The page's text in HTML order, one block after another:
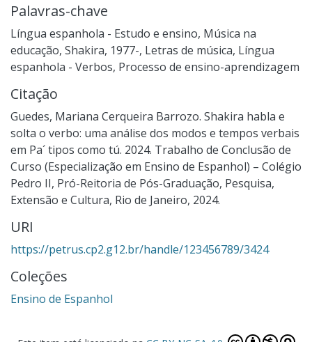
Palavras-chave
Língua espanhola - Estudo e ensino, Música na
educação, Shakira, 1977-, Letras de música, Língua
espanhola - Verbos, Processo de ensino-aprendizagem
Citação
Guedes, Mariana Cerqueira Barrozo. Shakira habla e
solta o verbo: uma análise dos modos e tempos verbais
em Pa´ tipos como tú. 2024. Trabalho de Conclusão de
Curso (Especialização em Ensino de Espanhol) – Colégio
Pedro II, Pró-Reitoria de Pós-Graduação, Pesquisa,
Extensão e Cultura, Rio de Janeiro, 2024.
URI
https://petrus.cp2.g12.br/handle/123456789/3424
Coleções
Ensino de Espanhol